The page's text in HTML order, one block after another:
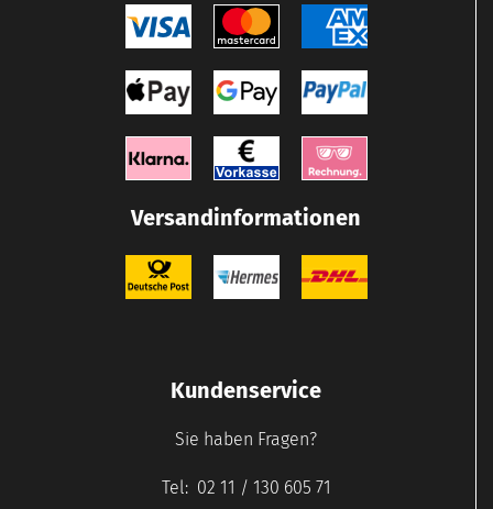
Versandinformationen
Kundenservice
Sie haben Fragen?
Tel: 02 11 / 130 605 71